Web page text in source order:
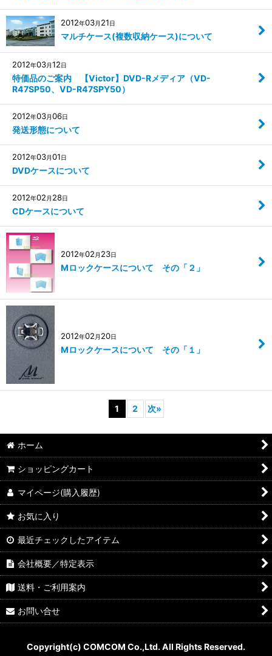
2012年03月 21日
マルチケース(複数収納ケース)について
2012年03月12日
特価品のご案内 【Victor】DVD-Rメディア（VD-
R47SP50、VD-R47SPY50）
2012年03月06日
発送形態について
2012年03月01日
DVDケースについて
2012年02 月 28日
CDケースについて
2012年02 月 23日
Mロックケースについて その「２」
2012年02 月 20日
Mロックケースについて その「１」
1 2 次»
ホーム
ショッピングカート
マイページ(購入履歴)
お気に入り
最近チェックしたアイテム
会社概要／特定表示
送料・ご利用案内
お問い合せ
Copyright(c) COMCOM Co.,Ltd. All Rights Reserved.